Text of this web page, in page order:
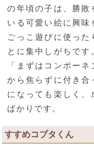
の年頃の子は、勝敗
いる可愛い絵に興味
ごっこ遊びに使った
とに集中しがちです
「まずはコンポー
から焦らずに付き合
になっても楽しく、
ばかりです。
すすめコブタくん